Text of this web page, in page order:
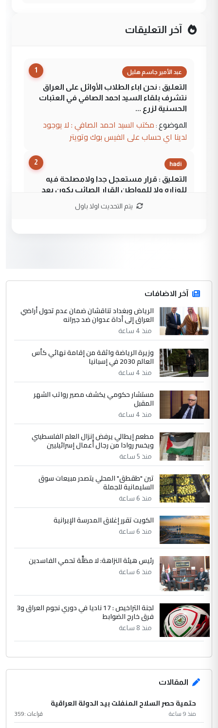
آخر التعليقات
1 عبد الأمير جاسم هليل
التعليق : نحن اباء الطلاب الأوائل على العراق
نتشرف بلقاء السيد احمد الصافي في العتبات
الحسنية لزرع ...
الموضوع : مكتب السيد احمد الصافي : لا يوجود
لدينا اي حساب على الفيس بوك وتويتر
2 hadi
التعليق : قرار مستعجل جدا ولامصلحة فيه
للوزاره ولا للمواطن القرار الصائب يكون بعد
جنسية الرافد الثالث للعراق ومن اصول عريقة
ابا فرات ...
الموضوع :
الجواهري يرد على صدام حسين سل
مضجعيك يابن الزنا (نص كامل)
سردار
التعليق : واحد من عصابة علي ماما يسقط
جنسية الرافد الثالث للعراق ومن اصول عريقة
ابا فرات ...
الموضوع :
الجواهري يرد على صدام حسين سل
مضجعيك يابن الزنا (نص كامل)
5 حيدر عاشور
التعليق : تحياتي لك استاذ حامدتركان. كلام
دقيق ومسؤول؛ فالاستثمار الحقيقي للإنسان
وثروات البلد يعتمد على الكفاءة ...
الموضوع :
بين الإهمال واغتصاب الأرض.. بلاد
الرافدين تعاني الجفاف والتصحر!!
يتم التحديث اولا باول
آخر الاضافات
الرياض وبغداد تناقشان ضمان عدم تحول أراضي
العراق إلى أداة عدوان ضد جيرانه
منذ 4 ساعة
وزيرة الرياضة واثقة من إقامة نهائي كأس
العالم 2030 في إسبانيا
منذ 4 ساعة
مستشار حكومي يكشف مصير رواتب الشهر
المقبل
منذ 4 ساعة
مطعم إيطالي يرفض إنزال العلم الفلسطيني
ويخسر روادا من رجال أعمال إسرائيليين
منذ 5 ساعة
تين "طقطق" المحلي يتصدر مبيعات سوق
السليمانية للجملة
منذ 6 ساعة
الكويت تقرر إغلاق المدرسة الإيرانية
منذ 6 ساعة
رئيس هيئة النزاهة: لا مظلَّة تحمي الفاسدين
منذ 6 ساعة
لجنة التراخيص : 17 ناديا في دوري نجوم العراق و3
فرق خارج الضوابط
منذ 8 ساعة
المقالات
حتمية حصر السلاح المنفلت بيد الدولة العراقية
منذ 9 ساعة قراءات :359